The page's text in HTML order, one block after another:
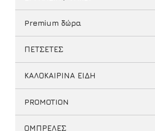
Premium δώρα
ΠΕΤΣΕΤΕΣ
ΚΑΛΟΚΑΙΡΙΝΑ ΕΙΔΗ
PROMOTION
ΟΜΠΡΕΛΕΣ